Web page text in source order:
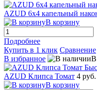
AZUD 6х4 капельный
В корзину
Подробнее
Купить в 1 клик Сравнение
В избранное
В
AZUD Клипса Томат 4 руб.
В корзину